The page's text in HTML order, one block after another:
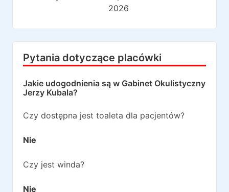
2026
Pytania dotyczące placówki
Jakie udogodnienia są w Gabinet Okulistyczny
Jerzy Kubala?
Czy dostępna jest toaleta dla pacjentów?
Nie
Czy jest winda?
Nie